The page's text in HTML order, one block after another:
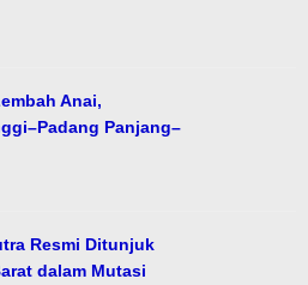
Anai,
Panjang–
Resmi Ditunjuk
dalam Mutasi